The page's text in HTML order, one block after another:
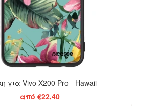
για Vivo X200 Pro - Hawaii
από €22,40